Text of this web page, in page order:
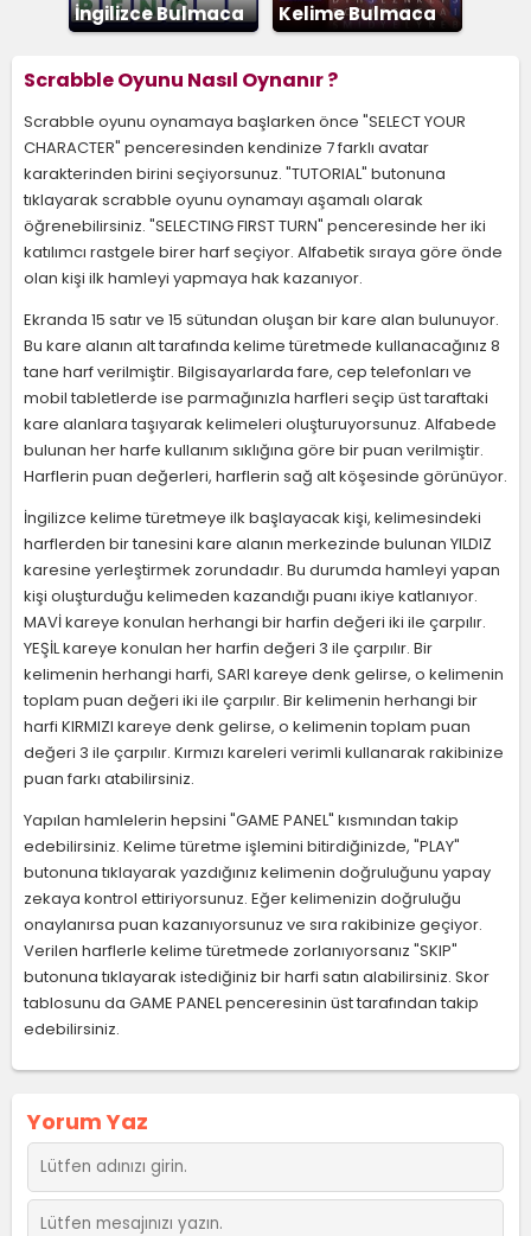
İngilizce Bulmaca Kelime Bulmaca
Scrabble Oyunu Nasıl Oynanır ?
Scrabble oyunu oynamaya başlarken önce "SELECT YOUR
CHARACTER" penceresinden kendinize 7 farklı avatar
karakterinden birini seçiyorsunuz. "TUTORIAL" butonuna
tıklayarak scrabble oyunu oynamayı aşamalı olarak
öğrenebilirsiniz. "SELECTING FIRST TURN" penceresinde her iki
katılımcı rastgele birer harf seçiyor. Alfabetik sıraya göre önde
olan kişi ilk hamleyi yapmaya hak kazanıyor.
Ekranda 15 satır ve 15 sütundan oluşan bir kare alan bulunuyor.
Bu kare alanın alt tarafında kelime türetmede kullanacağınız 8
tane harf verilmiştir. Bilgisayarlarda fare, cep telefonları ve
mobil tabletlerde ise parmağınızla harfleri seçip üst taraftaki
kare alanlara taşıyarak kelimeleri oluşturuyorsunuz. Alfabede
bulunan her harfe kullanım sıklığına göre bir puan verilmiştir.
Harflerin puan değerleri, harflerin sağ alt köşesinde görünüyor.
İngilizce kelime türetmeye ilk başlayacak kişi, kelimesindeki
harflerden bir tanesini kare alanın merkezinde bulunan YILDIZ
karesine yerleştirmek zorundadır. Bu durumda hamleyi yapan
kişi oluşturduğu kelimeden kazandığı puanı ikiye katlanıyor.
MAVİ kareye konulan herhangi bir harfin değeri iki ile çarpılır.
YEŞİL kareye konulan her harfin değeri 3 ile çarpılır. Bir
kelimenin herhangi harfi, SARI kareye denk gelirse, o kelimenin
toplam puan değeri iki ile çarpılır. Bir kelimenin herhangi bir
harfi KIRMIZI kareye denk gelirse, o kelimenin toplam puan
değeri 3 ile çarpılır. Kırmızı kareleri verimli kullanarak rakibinize
puan farkı atabilirsiniz.
Yapılan hamlelerin hepsini "GAME PANEL" kısmından takip
edebilirsiniz. Kelime türetme işlemini bitirdiğinizde, "PLAY"
butonuna tıklayarak yazdığınız kelimenin doğruluğunu yapay
zekaya kontrol ettiriyorsunuz. Eğer kelimenizin doğruluğu
onaylanırsa puan kazanıyorsunuz ve sıra rakibinize geçiyor.
Verilen harflerle kelime türetmede zorlanıyorsanız "SKIP"
butonuna tıklayarak istediğiniz bir harfi satın alabilirsiniz. Skor
tablosunu da GAME PANEL penceresinin üst tarafından takip
edebilirsiniz.
Yorum Yaz